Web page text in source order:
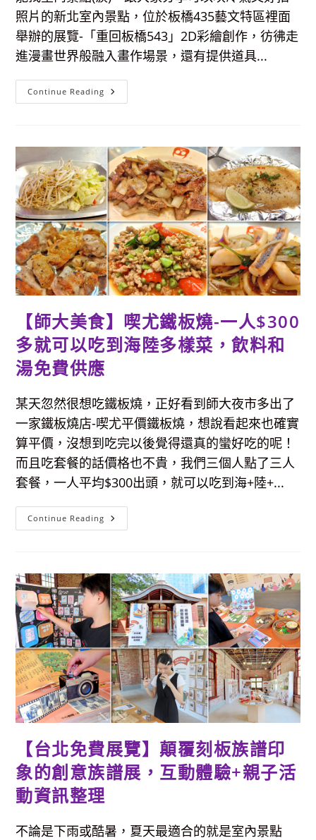
照片的新北室內景點，位於板橋435藝文特區裡面
舉辦的展覽-「重回板橋543」2D彩繪創作，彷彿走
進漫畫世界般融入畫作場景，還有提供道具...
Continue Reading 重
回
入
2D
漫
畫
世
界，
免
費
看
展
好
好
拍
～
【師大美食】喫尤鐵板燒-一人$300
多就可以吃到海陸多樣菜，飲料和
湯免費供應
某天忽然很想吃鐵板燒，正好看到師大夜市多出了
一家鐵板燒店-喫尤平價鐵板燒，想說看起來也確實
算平價，沒想到吃完以後覺得還真的蠻好吃的呢！
而且吃套餐的話價格也不貴，我們三個人點了三人
套餐，一人平均$300出頭，就可以吃到海+陸+...
Continue Reading 【師
大
鐵
板
燒-
一
人
$300
多
就
可
以
吃
到
海
陸
多
樣
飲
料
和
湯
免
費
供
【台北免費展覽】顛覆刻板族譜印
象的創意族譜展，互動體驗+親子活
動資訊整理
不論是下雨或酷暑，夏天最適合的就是室內景點